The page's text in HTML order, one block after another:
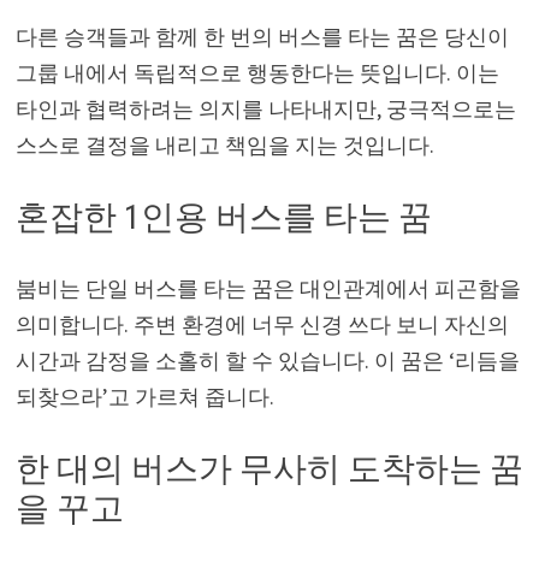
다른 승객들과 함께 한 번의 버스를 타는 꿈은 당신이
그룹 내에서 독립적으로 행동한다는 뜻입니다. 이는
타인과 협력하려는 의지를 나타내지만, 궁극적으로는
스스로 결정을 내리고 책임을 지는 것입니다.
혼잡한 1인용 버스를 타는 꿈
붐비는 단일 버스를 타는 꿈은 대인관계에서 피곤함을
의미합니다. 주변 환경에 너무 신경 쓰다 보니 자신의
시간과 감정을 소홀히 할 수 있습니다. 이 꿈은 ‘리듬을
되찾으라’고 가르쳐 줍니다.
한 대의 버스가 무사히 도착하는 꿈
을 꾸고